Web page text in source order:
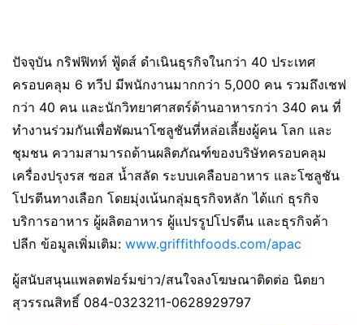
ปัจจุบัน กริฟฟิทท์ ฟู้ดส์ ดำเนินธุรกิจในกว่า 40 ประเทศ
ครอบคลุม 6 ทวีป มีพนักงานมากกว่า 5,000 คน รวมถึงเชฟ
กว่า 40 คน และนักวิทยาศาสตร์ด้านอาหารกว่า 340 คน ที่
ทำงานร่วมกันเพื่อพัฒนาโซลูชันที่หล่อเลี้ยงผู้คน โลก และ
ชุมชน ความสามารถด้านผลิตภัณฑ์ของบริษัทครอบคลุม
เครื่องปรุงรส ซอส น้ำสลัด ระบบเคลือบอาหาร และโซลูชัน
โปรตีนทางเลือก โดยมุ่งเน้นกลุ่มธุรกิจหลัก ได้แก่ ธุรกิจ
บริการอาหาร ผู้ผลิตอาหาร ผู้แปรรูปโปรตีน และธุรกิจค้า
ปลีก ข้อมูลเพิ่มเติม: www.griffithfoods.com/apac
ผู้สนับสนุนแพลตฟอร์มข่าว/สนใจลงโฆษณาติดต่อ นิตยา
สุวรรณสิทธิ์ 084-0323211-0628929797